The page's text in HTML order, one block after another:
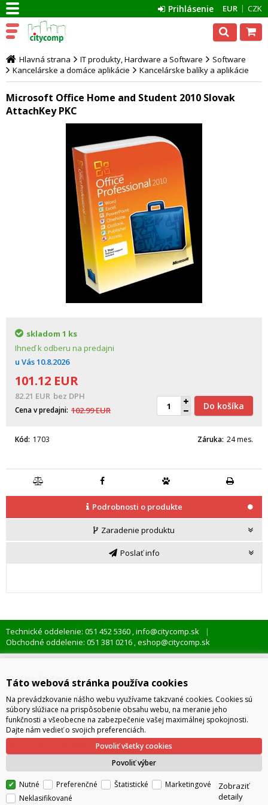
EUR CZK
Prihlásenie
Hlavná strana IT produkty, Hardware a Software
Software
Kancelárske a domáce aplikácie
Kancelárske balíky a aplikácie
Microsoft Office Home and Student 2010 Slovak
AttachKey PKC
skladom 1 ks
Ihneď k odberu na predajni
u Vás10.8.2026
101.12 EUR
82.21 EUR bez DPH
Cena v predajni 102.99EUR Do košíka
Kód 1703 Záruka 24 mes.
Podrobnosti o produkte
Zaradenie produktu
Poslať info
Technické oddelenie: 051 452 5360 ,info@citycomp.sk
Obchodné oddelenie: 051 381 0216 ,eshop@citycomp.sk
O spoločnosti
Kto je citycomp
Ako nakupovať
citycomp
Táto webová stránka používa cookies
Na prevádzkovanie nášho webu využívame takzvané cookies. Cookies sú
súbory slúžiace na prispôsobenie obsahu webu, na meranie jeho
funkčnosti a všeobecne na zabezpečenie vašej maximálnej spokojnosti.
Dajte nám vedieť o svojich preferenciách.
Povoliť výber
Povoliť všetky cookies
Nutné Preferenčné Štatistické
Marketingové
Neklasifikované
Zobraziť
detaily